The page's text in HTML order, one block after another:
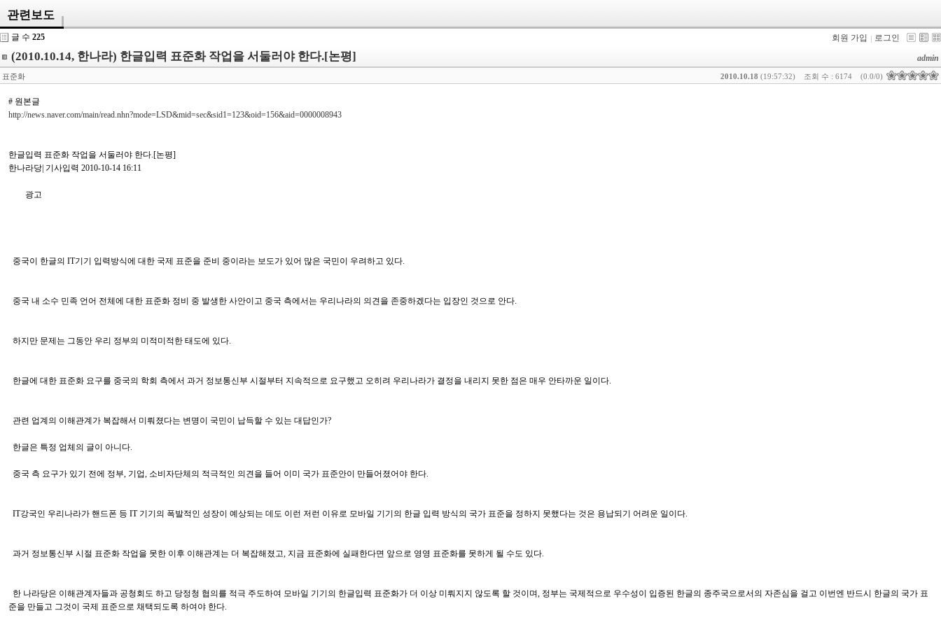
관련보도
글 수 225 회원 가입 로그인
(2010.10.14, 한나라) 한글입력 표준화 작업을 서둘러야 한다.[논평] admin
(0.0/0)
조회 수 : 6174
2010.10.18 (19:57:32)
표준화
# 원본글
http://news.naver.com/main/read.nhn?mode=LSD&mid=sec&sid1=123&oid=156&aid=0000008943
한글입력 표준화 작업을 서둘러야 한다.[논평]
한나라당| 기사입력 2010-10-14 16:11
광고
중국이 한글의 IT기기 입력방식에 대한 국제 표준을 준비 중이라는 보도가 있어 많은 국민이 우려하고 있다.
중국 내 소수 민족 언어 전체에 대한 표준화 정비 중 발생한 사안이고 중국 측에서는 우리나라의 의견을 존중하겠다는 입장인 것으로 안다.
하지만 문제는 그동안 우리 정부의 미적미적한 태도에 있다.
한글에 대한 표준화 요구를 중국의 학회 측에서 과거 정보통신부 시절부터 지속적으로 요구했고 오히려 우리나라가 결정을 내리지 못한 점은 매우 안타까운 일이다.
관련 업계의 이해관계가 복잡해서 미뤄졌다는 변명이 국민이 납득할 수 있는 대답인가?
한글은 특정 업체의 글이 아니다.
중국 측 요구가 있기 전에 정부, 기업, 소비자단체의 적극적인 의견을 들어 이미 국가 표준안이 만들어졌어야 한다.
IT강국인 우리나라가 핸드폰 등 IT 기기의 폭발적인 성장이 예상되는 데도 이런 저런 이유로 모바일 기기의 한글 입력 방식의 국가 표준을 정하지 못했다는 것은 용납되기 어려운 일이다.
과거 정보통신부 시절 표준화 작업을 못한 이후 이해관계는 더 복잡해졌고, 지금 표준화에 실패한다면 앞으로 영영 표준화를 못하게 될 수도 있다.
한 나라당은 이해관계자들과 공청회도 하고 당정청 협의를 적극 주도하여 모바일 기기의 한글입력 표준화가 더 이상 미뤄지지 않도록 할 것이며, 정부는 국제적으로 우수성이 입증된 한글의 종주국으로서의 자존심을 걸고 이번엔 반드시 한글의 국가 표
준을 만들고 그것이 국제 표준으로 채택되도록 하여야 한다.